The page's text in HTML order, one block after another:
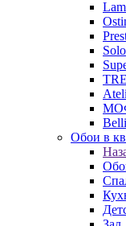
Solo
Обои в